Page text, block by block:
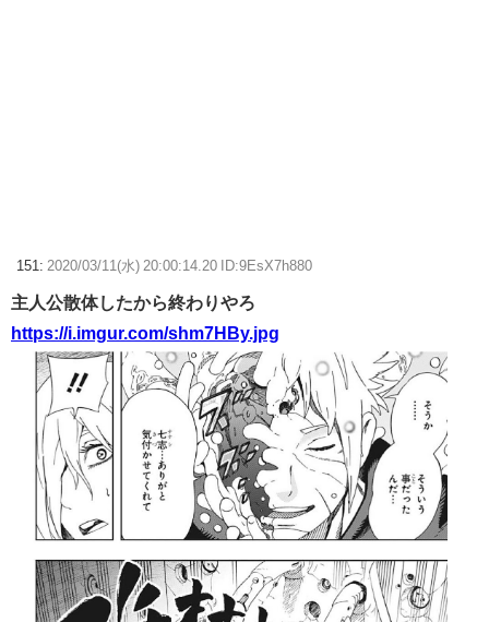
151: 2020/03/11(水) 20:00:14.20 ID:9EsX7h880
主人公散体したから終わりやろ
https://i.imgur.com/shm7HBy.jpg